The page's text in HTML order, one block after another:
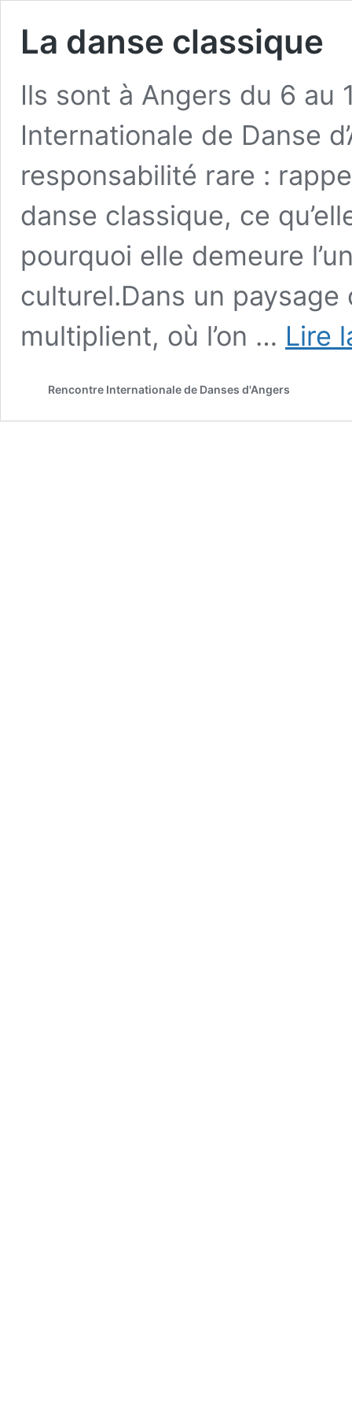
La danse classique
Ils sont à Angers du 6 au
Internationale de Danse
responsabilité rare :
danse classique, ce
pourquoi elle demeure
culturel.Dans un
multiplient, où l’on … Lire
Rencontre Internationale de Danses d'Angers